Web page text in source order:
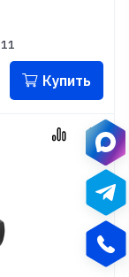
Купить